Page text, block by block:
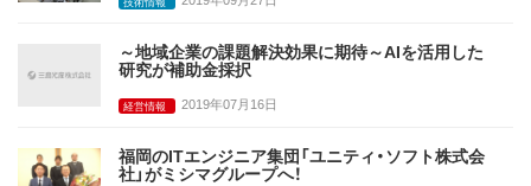
～地域企業の課題解決効果に期待～AIを活用した
研究が補助金採択
経営情報 2019年07月16日
福岡のITエンジニア集団「ユニティ・ソフト株式会
社」がミシマグループへ！